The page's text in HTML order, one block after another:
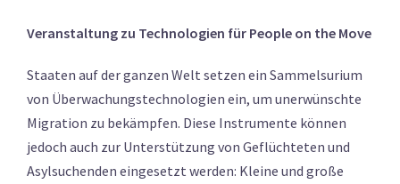
Veranstaltung zu Technologien für People on the Move
Staaten auf der ganzen Welt setzen ein Sammelsurium
von Überwachungstechnologien ein, um unerwünschte
Migration zu bekämpfen. Diese Instrumente können
jedoch auch zur Unterstützung von Geflüchteten und
Asylsuchenden eingesetzt werden: Kleine und große